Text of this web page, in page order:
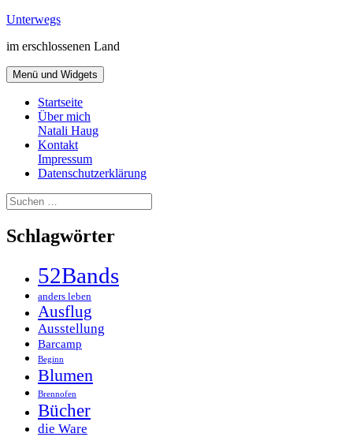
Zum
springen
Unterwegs
im erschlossenen Land
Menü und Widgets
Startseite
Über mich
Natali Haug
Kontakt
Impressum
Datenschutzerklärung
Suchen
nach:
Schlagwörter
52Bands
anders leben
Ausflug
Ausstellung
Barcamp
Beginn
Blumen
Brennofen
Bücher
die Ware